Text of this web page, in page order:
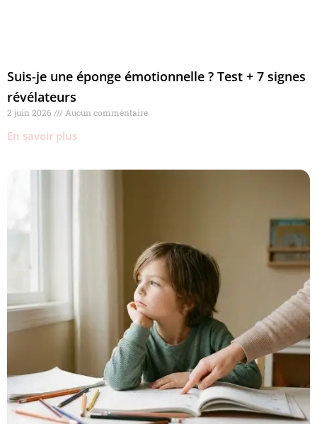
Suis-je une éponge émotionnelle ? Test + 7 signes
révélateurs
2 juin 2026 Aucun commentaire
En savoir plus